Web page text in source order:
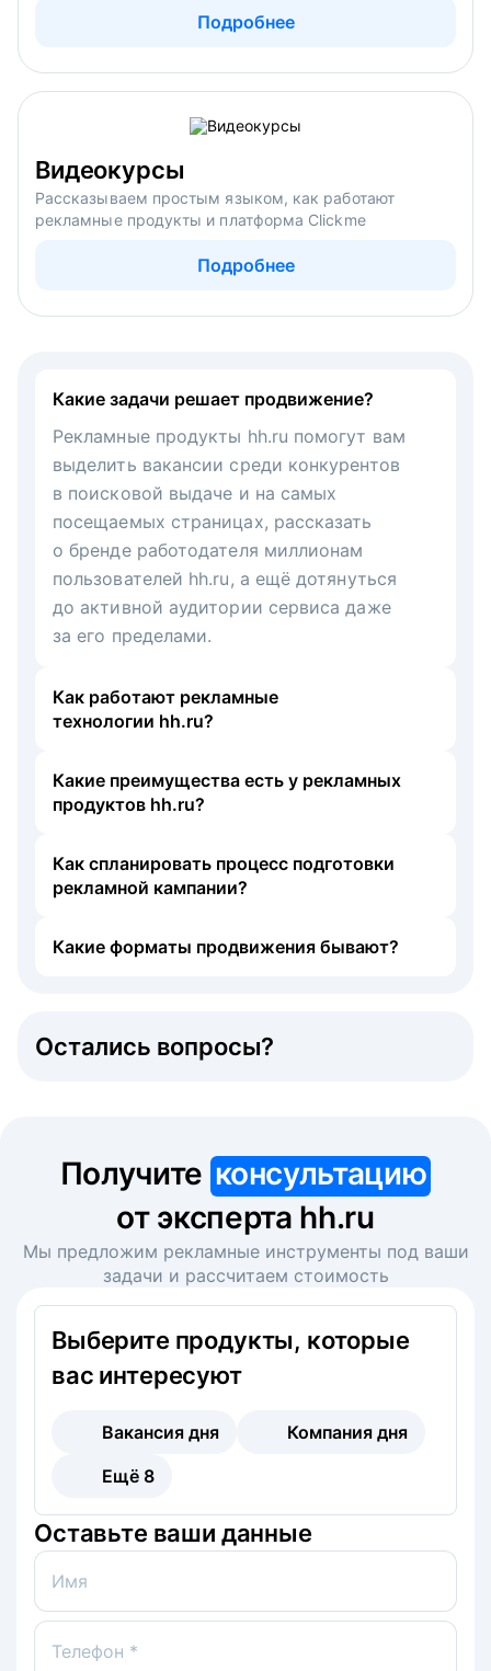
Подробнее
Видеокурсы
Рассказываем простым языком, как работают
рекламные продукты и платформа Clickme
Подробнее
Какие задачи решает продвижение?
Рекламные продукты hh.ru помогут вам
выделить вакансии среди конкурентов
в поисковой выдаче и на самых
посещаемых страницах, рассказать
о бренде работодателя миллионам
пользователей hh.ru, а ещё дотянуться
до активной аудитории сервиса даже
за его пределами.
Как работают рекламные
технологии hh.ru?
Какие преимущества есть у рекламных
продуктов hh.ru?
Как спланировать процесс подготовки
рекламной кампании?
Какие форматы продвижения бывают?
Остались вопросы?
Получите консультацию
от эксперта hh.ru
Мы предложим рекламные инструменты под ваши
задачи и рассчитаем стоимость
Выберите продукты, которые
вас интересуют
Вакансия дня
Компания дня
Ещё 8
Оставьте ваши данные
Имя
Телефон *